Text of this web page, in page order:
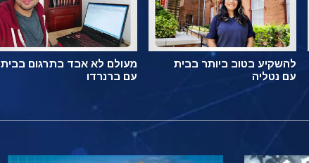
להשקיע בטוב ביותר בבית
עם נטליה
מעולם לא אבד בתרגום בבית
עם ברנרדו